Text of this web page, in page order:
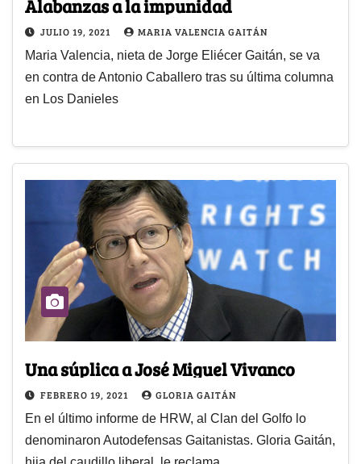
Alabanzas a la impunidad
JULIO 19, 2021 MARIA VALENCIA GAITÁN
Maria Valencia, nieta de Jorge Eliécer Gaitán, se va
en contra de Antonio Caballero tras su última columna
en Los Danieles
Una súplica a José Miguel Vivanco
FEBRERO 19, 2021 GLORIA GAITÁN
En el último informe de HRW, al Clan del Golfo lo
denominaron Autodefensas Gaitanistas. Gloria Gaitán,